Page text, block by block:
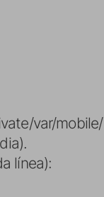
var/mobile/
línea):